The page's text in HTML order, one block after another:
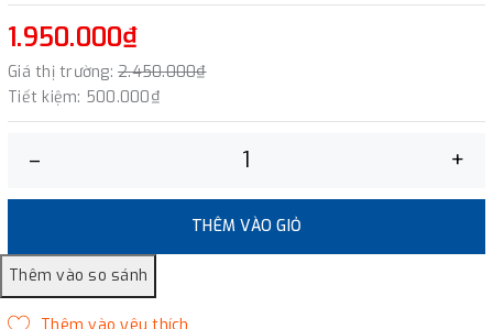
1.950.000₫
Giá thị trường: 2.450.000₫
Tiết kiệm: 500.000₫
– +
THÊM VÀO GIỎ